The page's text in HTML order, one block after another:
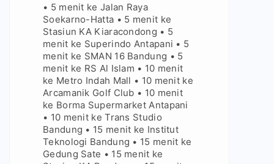
• 5 menit ke Jalan Raya
Soekarno-Hatta • 5 menit ke
Stasiun KA Kiaracondong • 5
menit ke Superindo Antapani • 5
menit ke SMAN 16 Bandung • 5
menit ke RS Al Islam • 10 menit
ke Metro Indah Mall • 10 menit ke
Arcamanik Golf Club • 10 menit
ke Borma Supermarket Antapani
• 10 menit ke Trans Studio
Bandung • 15 menit ke Institut
Teknologi Bandung • 15 menit ke
Gedung Sate • 15 menit ke